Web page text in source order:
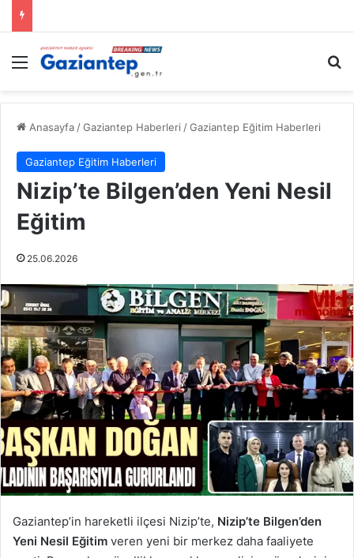
Menü
Anasayfa /Gaziantep Haberleri /Gaziantep Eğitim Haberleri
Gaziantep Eğitim Haberleri
Nizip’te Bilgen’den Yeni Nesil
Eğitim
25.06.2026
Gaziantep’in hareketli ilçesi Nizip’te, Nizip’te Bilgen’den
Yeni Nesil Eğitim veren yeni bir merkez daha faaliyete